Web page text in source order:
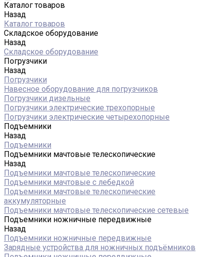
Каталог товаров
Назад
Каталог товаров
Складское оборудование
Назад
Складское оборудование
Погрузчики
Назад
Погрузчики
Навесное оборудование для погрузчиков
Погрузчики дизельные
Погрузчики электрические трехопорные
Погрузчики электрические четырехопорные
Подъемники
Назад
Подъемники
Подъемники мачтовые телескопические
Назад
Подъемники мачтовые телескопические
Подъемники мачтовые с лебедкой
Подъемники мачтовые телескопические
аккумуляторные
Подъемники мачтовые телескопические сетевые
Подъемники ножничные передвижные
Назад
Подъемники ножничные передвижные
Зарядные устройства для ножничных подъёмников